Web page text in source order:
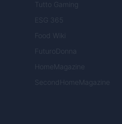
Tutto Gaming
ESG 365
Food Wiki
FuturoDonna
HomeMagazine
SecondHomeMagazine